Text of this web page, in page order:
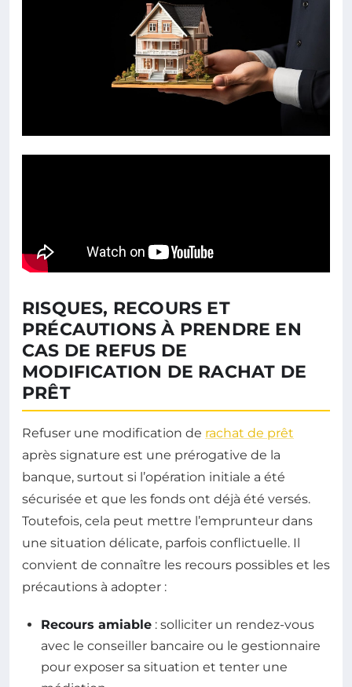
RISQUES, RECOURS ET
PRÉCAUTIONS À PRENDRE EN
CAS DE REFUS DE
MODIFICATION DE RACHAT DE
PRÊT
Refuser une modification de rachat de prêt
après signature est une prérogative de la
banque, surtout si l’opération initiale a été
sécurisée et que les fonds ont déjà été versés.
Toutefois, cela peut mettre l’emprunteur dans
une situation délicate, parfois conflictuelle. Il
convient de connaître les recours possibles et les
précautions à adopter :
Recours amiable : solliciter un rendez-vous
avec le conseiller bancaire ou le gestionnaire
pour exposer sa situation et tenter une